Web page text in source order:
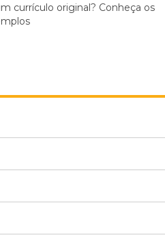
currículo original? Conheça os